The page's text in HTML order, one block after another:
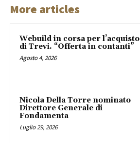
More articles
Webuild in corsa per l’acquisto
di Trevi. “Offerta in contanti”
Agosto 4, 2026
Nicola Della Torre nominato
Direttore Generale di
Fondamenta
Luglio 29, 2026